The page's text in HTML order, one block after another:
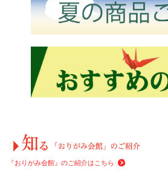
『おりがみ会館』のご紹介はこちら